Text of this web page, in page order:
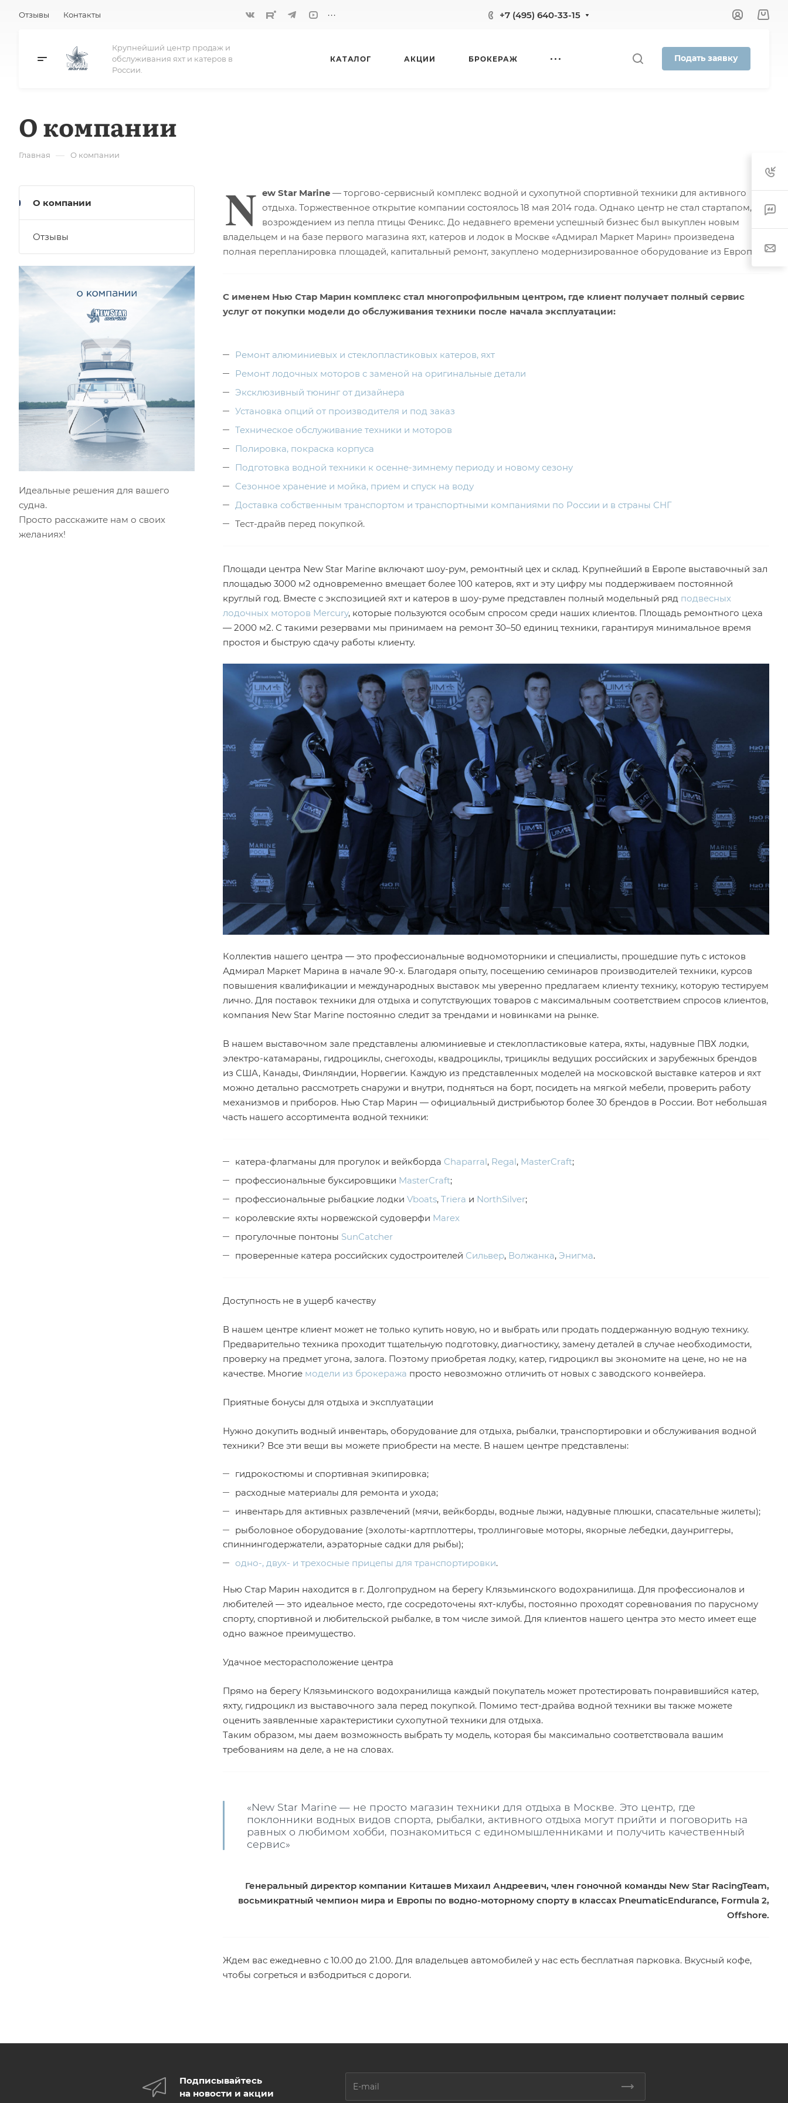
Отзывы Контакты ... +7 (495) 640-33-15
Крупнейший центр продаж и
обслуживания яхт и катеров в
России.
КАТАЛОГ АКЦИИ БРОКЕРАЖ Подать заявку
О компании
Главная — О компании
N ew Star Marine — торгово-сервисный комплекс водной и сухопутной спортивной техники для активного
отдыха. Торжественное открытие компании состоялось 18 мая 2014 года. Однако центр не стал стартапом, а
возрождением из пепла птицы Феникс. До недавнего времени успешный бизнес был выкуплен новым
владельцем и на базе первого магазина яхт, катеров и лодок в Москве «Адмирал Маркет Марин» произведена
полная перепланировка площадей, капитальный ремонт, закуплено модернизированное оборудование из Европы.
С именем Нью Стар Марин комплекс стал многопрофильным центром, где клиент получает полный сервис
услуг от покупки модели до обслуживания техники после начала эксплуатации:
Ремонт алюминиевых и стеклопластиковых катеров, яхт
Ремонт лодочных моторов с заменой на оригинальные детали
Эксклюзивный тюнинг от дизайнера
Установка опций от производителя и под заказ
Техническое обслуживание техники и моторов
Полировка, покраска корпуса
Подготовка водной техники к осенне-зимнему периоду и новому сезону
Сезонное хранение и мойка, прием и спуск на воду
Доставка собственным транспортом и транспортными компаниями по России и в страны СНГ
Тест-драйв перед покупкой.
Площади центра New Star Marine включают шоу-рум, ремонтный цех и склад. Крупнейший в Европе выставочный зал
площадью 3000 м2 одновременно вмещает более 100 катеров, яхт и эту цифру мы поддерживаем постоянной
круглый год. Вместе с экспозицией яхт и катеров в шоу-руме представлен полный модельный ряд подвесных
лодочных моторов Mercury, которые пользуются особым спросом среди наших клиентов. Площадь ремонтного цеха
— 2000 м2. С такими резервами мы принимаем на ремонт 30–50 единиц техники, гарантируя минимальное время
простоя и быструю сдачу работы клиенту.
Коллектив нашего центра — это профессиональные водномоторники и специалисты, прошедшие путь с истоков
Адмирал Маркет Марина в начале 90-х. Благодаря опыту, посещению семинаров производителей техники, курсов
повышения квалификации и международных выставок мы уверенно предлагаем клиенту технику, которую тестируем
лично. Для поставок техники для отдыха и сопутствующих товаров с максимальным соответствием спросов клиентов,
компания New Star Marine постоянно следит за трендами и новинками на рынке.
В нашем выставочном зале представлены алюминиевые и стеклопластиковые катера, яхты, надувные ПВХ лодки,
электро-катамараны, гидроциклы, снегоходы, квадроциклы, трициклы ведущих российских и зарубежных брендов
из США, Канады, Финляндии, Норвегии. Каждую из представленных моделей на московской выставке катеров и яхт
можно детально рассмотреть снаружи и внутри, подняться на борт, посидеть на мягкой мебели, проверить работу
механизмов и приборов. Нью Стар Марин — официальный дистрибьютор более 30 брендов в России. Вот небольшая
часть нашего ассортимента водной техники:
катера-флагманы для прогулок и вейкборда Chaparral, Regal, MasterCraft;
профессиональные буксировщики MasterCraft;
профессиональные рыбацкие лодки Vboats, Triera и NorthSilver;
королевские яхты норвежской судоверфи Marex
прогулочные понтоны SunCatcher
проверенные катера российских судостроителей Сильвер, Волжанка, Энигма.
Доступность не в ущерб качеству
В нашем центре клиент может не только купить новую, но и выбрать или продать поддержанную водную технику.
Предварительно техника проходит тщательную подготовку, диагностику, замену деталей в случае необходимости,
проверку на предмет угона, залога. Поэтому приобретая лодку, катер, гидроцикл вы экономите на цене, но не на
качестве. Многие модели из брокеража просто невозможно отличить от новых с заводского конвейера.
Приятные бонусы для отдыха и эксплуатации
Нужно докупить водный инвентарь, оборудование для отдыха, рыбалки, транспортировки и обслуживания водной
техники? Все эти вещи вы можете приобрести на месте. В нашем центре представлены:
гидрокостюмы и спортивная экипировка;
расходные материалы для ремонта и ухода;
инвентарь для активных развлечений (мячи, вейкборды, водные лыжи, надувные плюшки, спасательные жилеты);
рыболовное оборудование (эхолоты-картплоттеры, троллинговые моторы, якорные лебедки, даунриггеры,
спиннингодержатели, аэраторные садки для рыбы);
одно-, двух- и трехосные прицепы для транспортировки.
Нью Стар Марин находится в г. Долгопрудном на берегу Клязьминского водохранилища. Для профессионалов и
любителей — это идеальное место, где сосредоточены яхт-клубы, постоянно проходят соревнования по парусному
спорту, спортивной и любительской рыбалке, в том числе зимой. Для клиентов нашего центра это место имеет еще
одно важное преимущество.
Удачное месторасположение центра
Прямо на берегу Клязьминского водохранилища каждый покупатель может протестировать понравившийся катер,
яхту, гидроцикл из выставочного зала перед покупкой. Помимо тест-драйва водной техники вы также можете
оценить заявленные характеристики сухопутной техники для отдыха.
Таким образом, мы даем возможность выбрать ту модель, которая бы максимально соответствовала вашим
требованиям на деле, а не на словах.
«New Star Marine — не просто магазин техники для отдыха в Москве. Это центр, где
поклонники водных видов спорта, рыбалки, активного отдыха могут прийти и поговорить на
равных о любимом хобби, познакомиться с единомышленниками и получить качественный
сервис»
Генеральный директор компании Киташев Михаил Андреевич, член гоночной команды New Star RacingTeam,
восьмикратный чемпион мира и Европы по водно-моторному спорту в классах PneumaticEndurance, Formula 2,
Offshore.
Ждем вас ежедневно с 10.00 до 21.00. Для владельцев автомобилей у нас есть бесплатная парковка. Вкусный кофе,
чтобы согреться и взбодриться с дороги.
О компании
Отзывы
Идеальные решения для вашего
судна.
Просто расскажите нам о своих
желаниях!
Подписывайтесь
на новости и акции